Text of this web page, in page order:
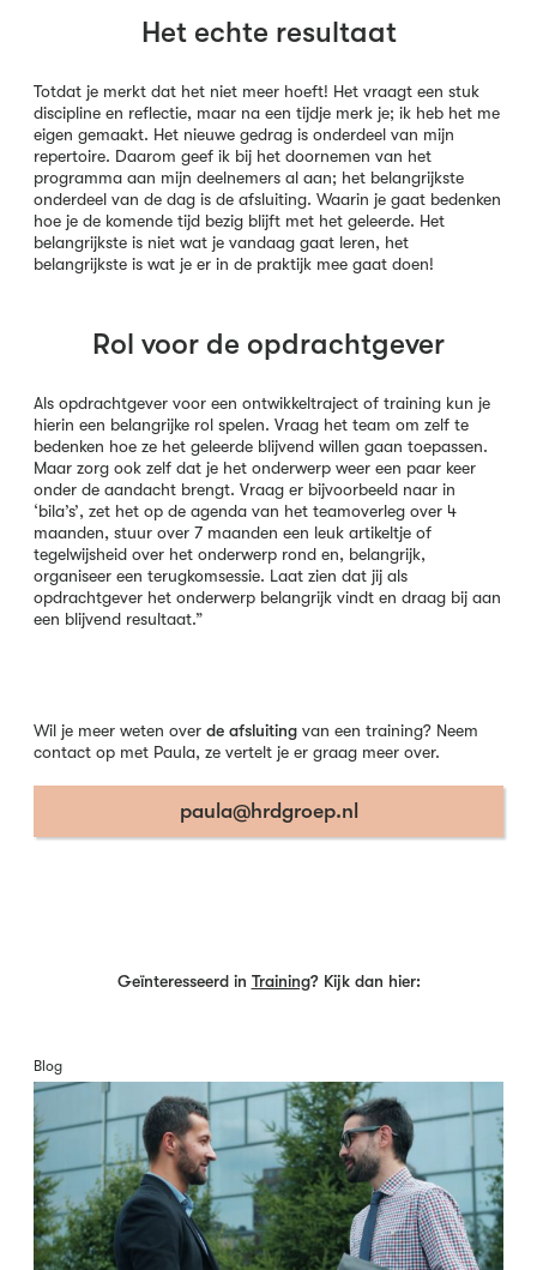
Het echte resultaat
Totdat je merkt dat het niet meer hoeft! Het vraagt een stuk
discipline en reflectie, maar na een tijdje merk je; ik heb het me
eigen gemaakt. Het nieuwe gedrag is onderdeel van mijn
repertoire. Daarom geef ik bij het doornemen van het
programma aan mijn deelnemers al aan; het belangrijkste
onderdeel van de dag is de afsluiting. Waarin je gaat bedenken
hoe je de komende tijd bezig blijft met het geleerde. Het
belangrijkste is niet wat je vandaag gaat leren, het
belangrijkste is wat je er in de praktijk mee gaat doen!
Rol voor de opdrachtgever
Als opdrachtgever voor een ontwikkeltraject of training kun je
hierin een belangrijke rol spelen. Vraag het team om zelf te
bedenken hoe ze het geleerde blijvend willen gaan toepassen.
Maar zorg ook zelf dat je het onderwerp weer een paar keer
onder de aandacht brengt. Vraag er bijvoorbeeld naar in
‘bila’s’, zet het op de agenda van het teamoverleg over 4
maanden, stuur over 7 maanden een leuk artikeltje of
tegelwijsheid over het onderwerp rond en, belangrijk,
organiseer een terugkomsessie. Laat zien dat jij als
opdrachtgever het onderwerp belangrijk vindt en draag bij aan
een blijvend resultaat.”
Wil je meer weten over de afsluiting van een training? Neem
contact op met Paula, ze vertelt je er graag meer over.
paula@hrdgroep.nl
Geïnteresseerd in Training? Kijk dan hier:
Blog